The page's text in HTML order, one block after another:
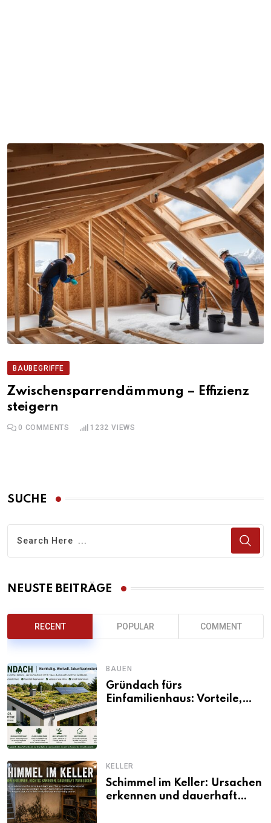
BAUBEGRIFFE
Zwischensparrendämmung – Effizienz
steigern
0 COMMENTS 1232 VIEWS
SUCHE
NEUSTE BEITRÄGE
RECENT POPULAR COMMENT
BAUEN
Gründach fürs
Einfamilienhaus: Vorteile,
KELLER
Schimmel im Keller: Ursachen
erkennen und dauerhaft